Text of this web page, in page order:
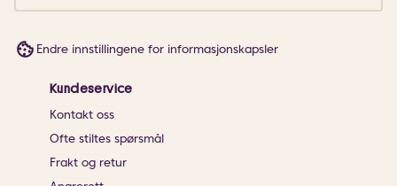
Endre innstillingene for informasjonskapsler
Kundeservice
Kontakt oss
Ofte stiltes spørsmål
Frakt og retur